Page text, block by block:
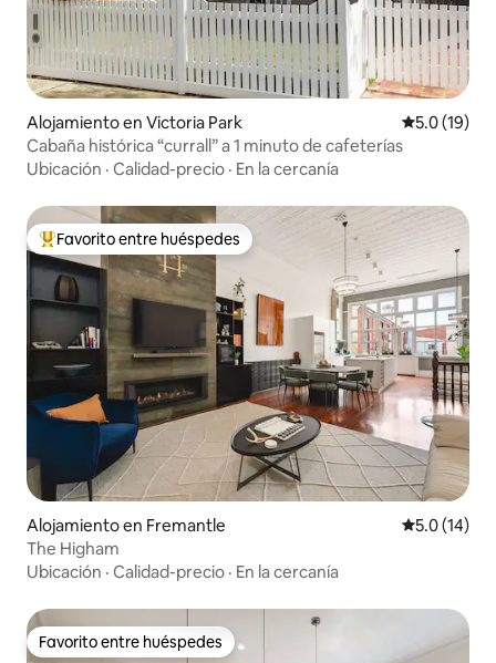
Alojamiento en Victoria Park Calificación
5.0 (19)
Cabaña histórica “currall” a 1 minuto de cafeterías
Ubicación · Calidad-precio · En la cercanía
Favorito entre huéspedes preferido
Favorito entre huéspedes
Alojamiento en Fremantle Calificación
5.0 (14)
The Higham
Ubicación · Calidad-precio · En la cercanía
Favorito entre huéspedes
Favorito entre huéspedes